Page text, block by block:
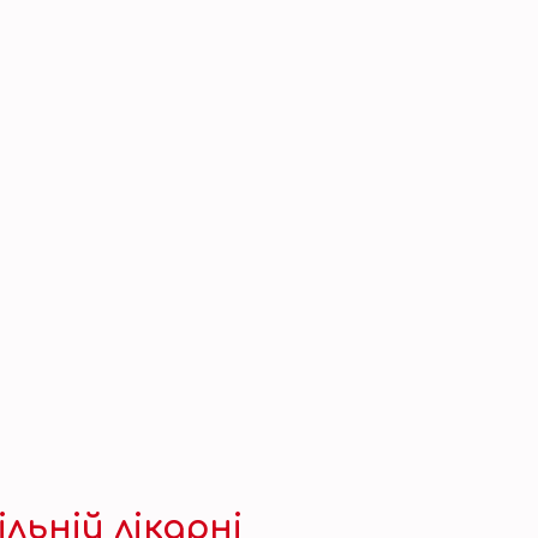
лікарні